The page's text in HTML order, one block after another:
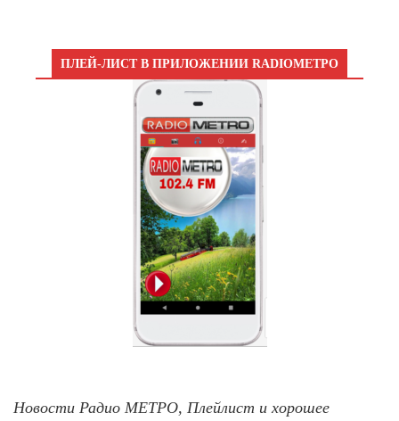
ПЛЕЙ-ЛИСТ В ПРИЛОЖЕНИИ RADIOМЕТРО
Новости Радио МЕТРО, Плейлист и хорошее